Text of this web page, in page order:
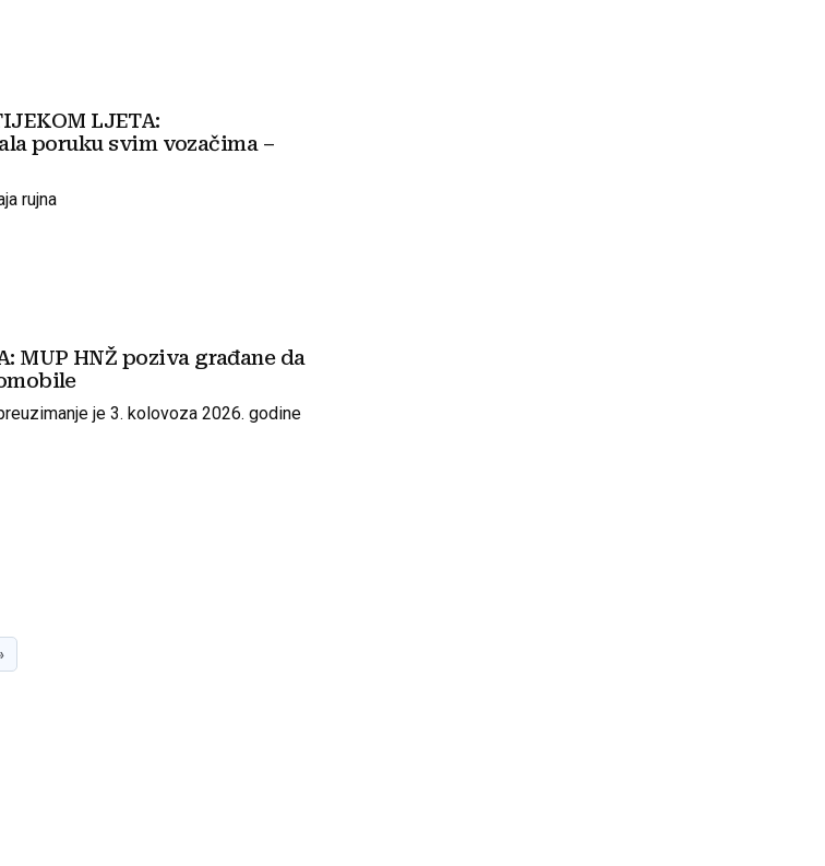
LJETA:
poruku svim vozačima –
rujna
MUP HNŽ poziva građane da
je 3. kolovoza 2026. godine